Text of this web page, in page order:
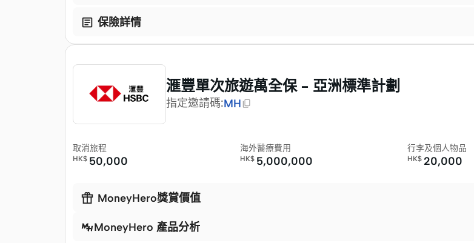
 保險詳情
滙豐單次旅遊萬全保 – 亞洲標準計劃
指定邀請碼:MH
取消旅程
HK$ 50,000
海外醫療費用
HK$ 5,000,000
行李及個人物品
HK$ 20,000
 MoneyHero獎賞價值
MoneyHero 產品分析